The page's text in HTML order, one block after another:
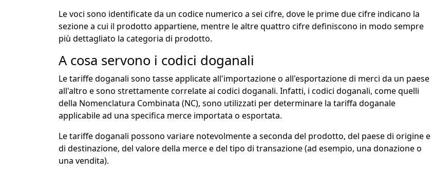
Le voci sono identificate da un codice numerico a sei cifre, dove le prime due cifre indicano la
sezione a cui il prodotto appartiene, mentre le altre quattro cifre definiscono in modo sempre
più dettagliato la categoria di prodotto.
A cosa servono i codici doganali
Le tariffe doganali sono tasse applicate all'importazione o all'esportazione di merci da un paese
all'altro e sono strettamente correlate ai codici doganali. Infatti, i codici doganali, come quelli
della Nomenclatura Combinata (NC), sono utilizzati per determinare la tariffa doganale
applicabile ad una specifica merce importata o esportata.
Le tariffe doganali possono variare notevolmente a seconda del prodotto, del paese di origine e
di destinazione, del valore della merce e del tipo di transazione (ad esempio, una donazione o
una vendita).